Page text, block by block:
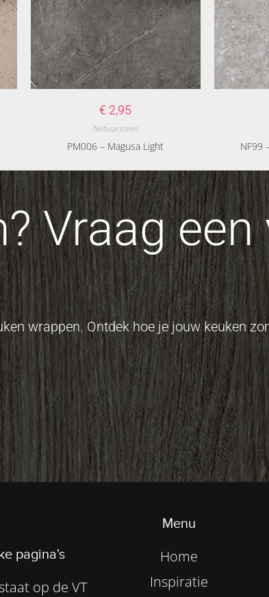
€ 2,95
Natuursteen
PM006 – Magusa Light NF99
Vraag
wrappen. Ontdek hoe je jouw keuken
pagina's
op de VT
Menu
Home
Inspiratie